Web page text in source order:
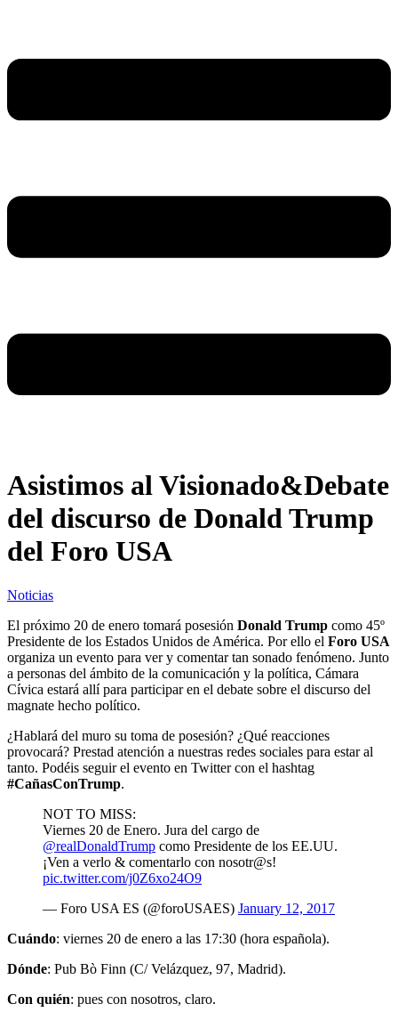
Asistimos al Visionado&Debate
del discurso de Donald Trump
del Foro USA
Noticias
El próximo 20 de enero tomará posesión Donald Trump como 45º
Presidente de los Estados Unidos de América. Por ello el Foro USA
organiza un evento para ver y comentar tan sonado fenómeno. Junto
a personas del ámbito de la comunicación y la política, Cámara
Cívica estará allí para participar en el debate sobre el discurso del
magnate hecho político.
¿Hablará del muro su toma de posesión? ¿Qué reacciones
provocará? Prestad atención a nuestras redes sociales para estar al
tanto. Podéis seguir el evento en Twitter con el hashtag
#CañasConTrump.
NOT TO MISS:
Viernes 20 de Enero. Jura del cargo de
@realDonaldTrump como Presidente de los EE.UU.
¡Ven a verlo & comentarlo con nosotr@s!
pic.twitter.com/j0Z6xo24O9
— Foro USA ES (@foroUSAES) January 12, 2017
Cuándo: viernes 20 de enero a las 17:30 (hora española).
Dónde: Pub Bò Finn (C/ Velázquez, 97, Madrid).
Con quién: pues con nosotros, claro.